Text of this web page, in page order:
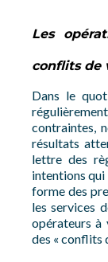
Les
conflits de
Dans le
contraintes,
résultats
lettre des
intentions qui
forme des
les services
opérateurs à
des « conflits